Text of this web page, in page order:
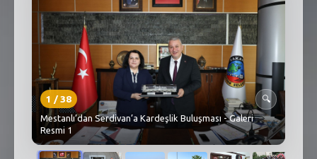
1 /38
🔍
Mestanlı’dan Serdivan’a Kardeşlik Buluşması - Galeri
Resmi 1
SEBİK
E NÖBETÇI ECZANELER
SABSIS - AFET
TRAFIKPARK